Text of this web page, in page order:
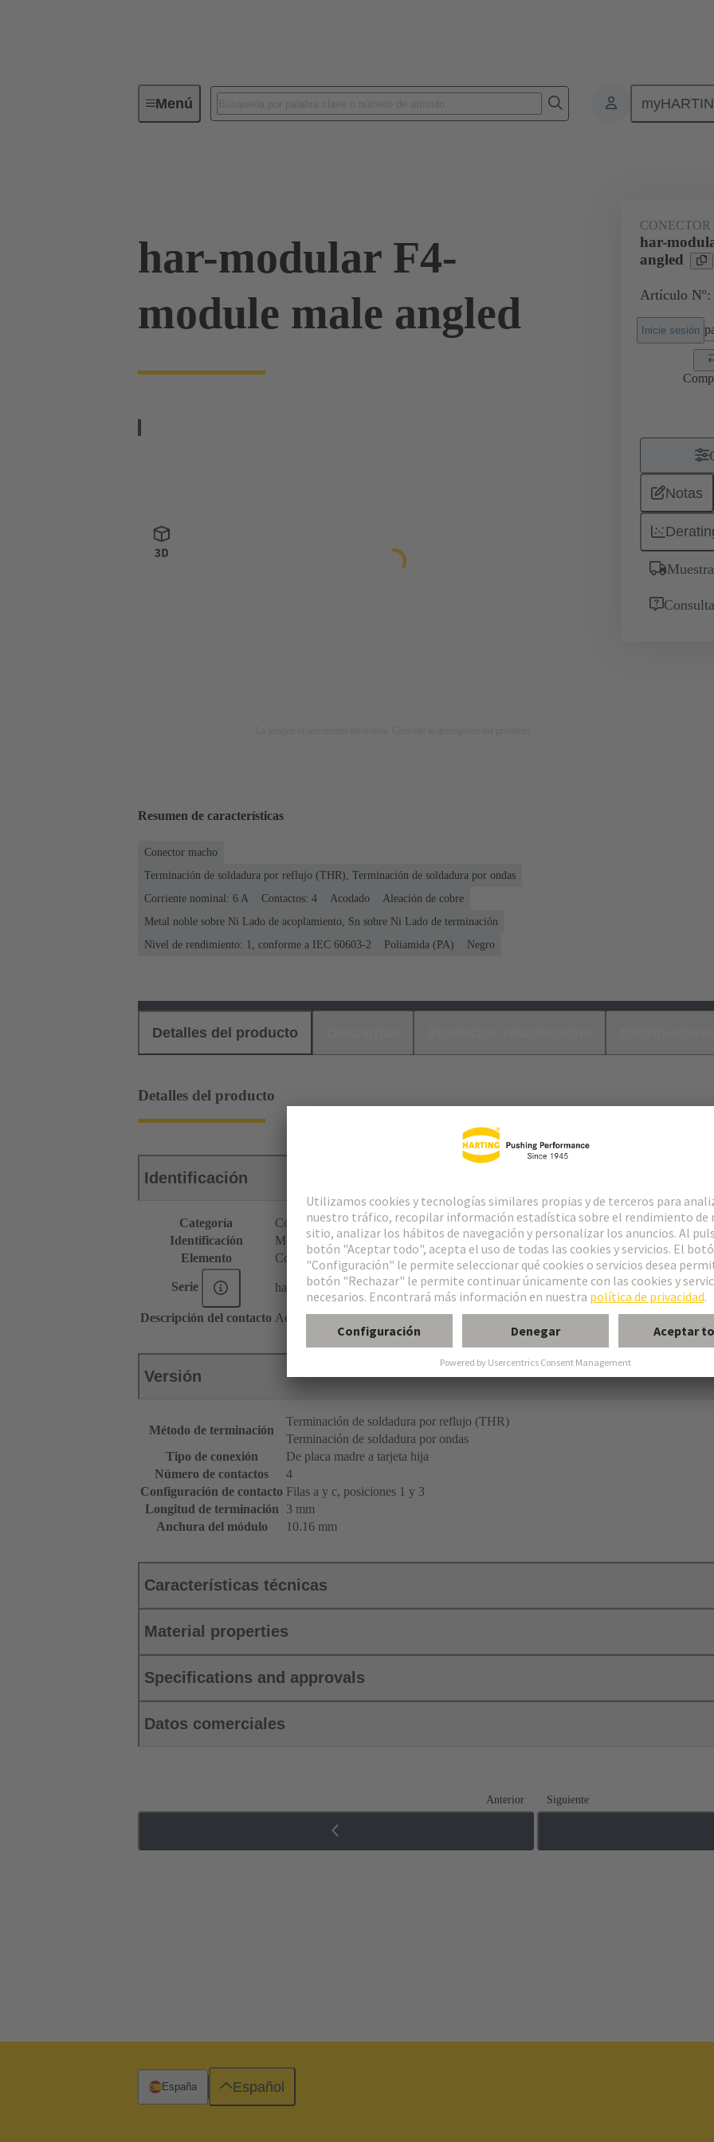
MenúConectividad de dispositivos Conectores de placa a placa de
har-modular F4-
module male angled
har-
angled
Artículo Nº:
Inicie sesión
Notas
Resumen de características
Conector macho
Terminación de soldadura por reflujo (THR), Terminación de soldadura por ondas
Corriente nominal: ‌6 A
Contactos: 4 Acodado
Aleación de cobre
Metal noble sobre Ni Lado de acoplamiento, Sn sobre Ni Lado de terminación
Nivel de rendimiento: 1, conforme a IEC 60603-2
Poliamida (PA) Negro
Detalles del producto
Detalles del producto
Identificación
Categoría
Conectores
Identificación
Módulo F4
Elemento
Conector macho
Serie har-modular®
Descripción del contacto Acodado
Versión
Método de terminación
Terminación de soldadura por reflujo (THR)
Terminación de soldadura por ondas
Tipo de conexión
De placa madre a tarjeta hija
Número de contactos
4
Configuración de contacto Filas a y c, posiciones 1 y 3
Longitud de terminación
3 mm
Anchura del módulo
10.16 mm
Características técnicas
Material properties
Specifications and approvals
Datos comerciales
Anterior Siguiente
España Español